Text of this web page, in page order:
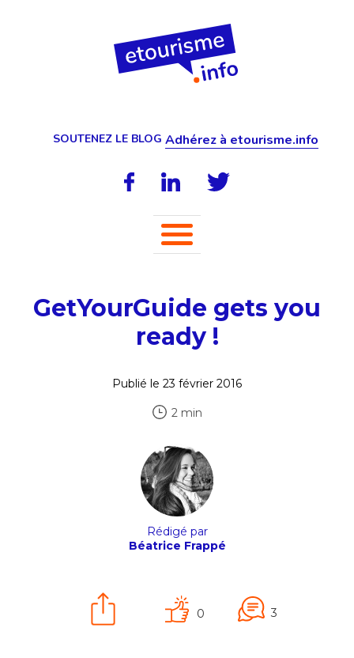
SOUTENEZ LE BLOG Adhérez à etourisme.info
GetYourGuide gets you
ready !
Publié le 23 février 2016
2 min
Rédigé par
Béatrice Frappé
0 3